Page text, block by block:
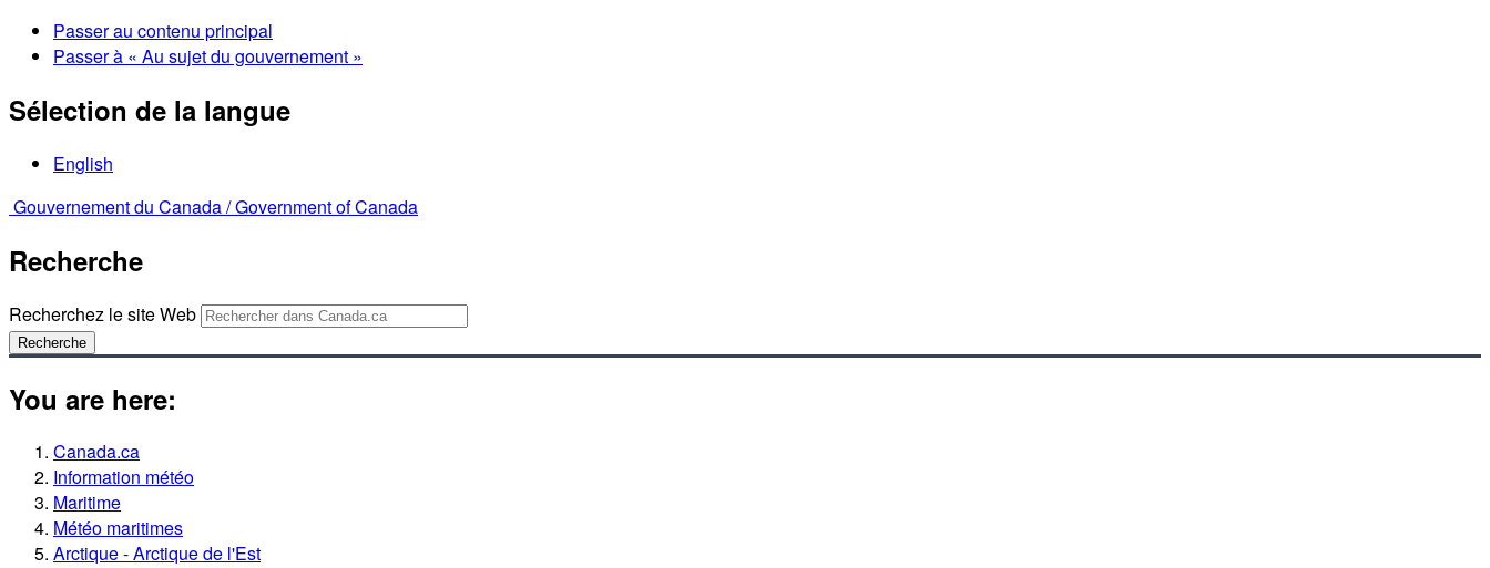
Passer au contenu principal
Passer à « Au sujet du gouvernement »
Sélection de la langue
English
Gouvernement du Canada /Government of Canada
Recherche
Recherchez le site Web
Recherche
You are here:
Canada.ca
Information météo
Maritime
Météo maritimes
Arctique - Arctique de l'Est